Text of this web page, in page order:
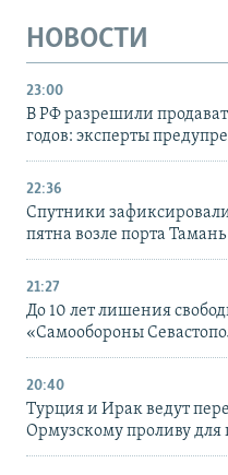
НОВОСТИ
23:00
В РФ разрешили
годов: эксперты
22:36
Спутники
пятна возле порта
21:27
До 10 лет лишения
«Самообороны
20:40
Турция и Ирак ведут
Ормузскому проливу для